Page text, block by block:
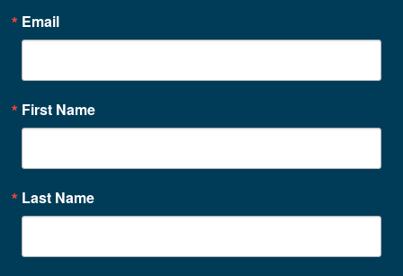
Email
First Name
Last Name